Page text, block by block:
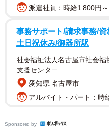
派遣社員：時給1,800円
事務サポート/請求事務/
土日祝休み/御器所駅
社会福祉法人名古屋市社会福
支援センター
愛知県 名古屋市
アルバイト・パート：時
Sponsored by